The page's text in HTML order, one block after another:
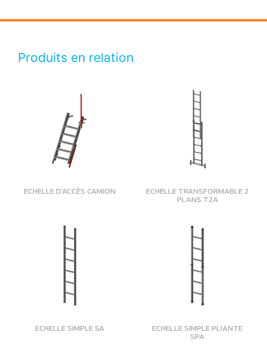
Produits en relation
ECHELLE D’ACCÈS CAMION ECHELLE TRANSFORMABLE 2
PLANS T2A
ECHELLE SIMPLE SA ECHELLE SIMPLE PLIANTE
SPA